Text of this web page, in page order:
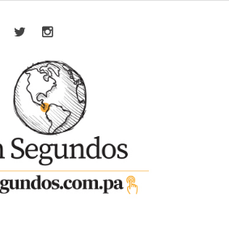
Facebook
TwitterInstagram